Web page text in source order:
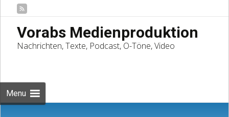
Vorabs Medienproduktion
Nachrichten, Texte, Podcast, O-Töne, Video
Menu